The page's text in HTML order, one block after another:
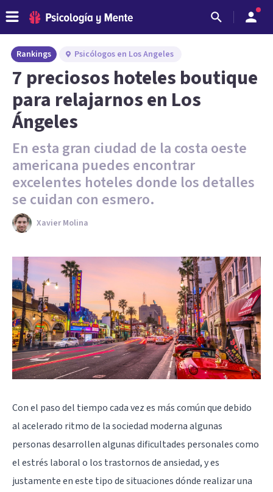
Rankings Psicólogos en Los Angeles
7 preciosos hoteles boutique
para relajarnos en Los
Ángeles
En esta gran ciudad de la costa oeste
americana puedes encontrar
excelentes hoteles donde los detalles
se cuidan con esmero.
Xavier Molina
Con el paso del tiempo cada vez es más común que debido
al acelerado ritmo de la sociedad moderna algunas
personas desarrollen algunas dificultades personales como
el estrés laboral o los trastornos de ansiedad, y es
justamente en este tipo de situaciones dónde realizar una